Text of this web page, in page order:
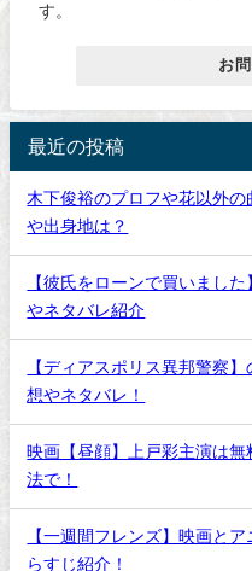
す。
お
最近の投稿
木下俊裕のプロフや花以外
や出身地は？
【彼氏をローンで買いまし
やネタバレ紹介
【ディアスポリス異邦警察
想やネタバレ！
映画【昼顔】上戸彩主演は
法で！
【一週間フレンズ】映画と
らすじ紹介！